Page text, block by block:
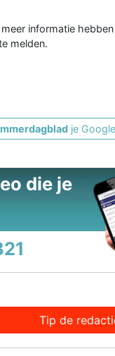
informatie
melden.
je
die je
Tip de